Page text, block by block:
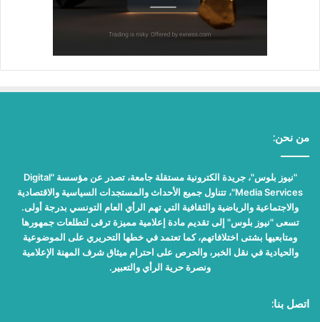
من نحن:
"نيوز بلوس"، جريدة الكترونية مستقلة جامعة، تصدر عن مؤسسة "Digital
Media Services"، تتناول جميع الأحداث والمستجدات السياسية والاقتصادية
والاجتماعية والرياضية والثقافية التي تهم الرأي العام التونسي بدرجة أولى.
تسعى "نيوز بلوس" إلى تقديم مادة إعلامية مميزة ترقى لتطلعات جمهورها
ومتابعيها بشتى اختلافاتهم، كما تعتمد في خطها التحريري على الموضوعية
والحيادية في نقل الخبر، والحرص على احترام ميثاق شرف المهنة الإعلامية
ونصرة حرية الرأي والتعبير.
اتصل بنا: